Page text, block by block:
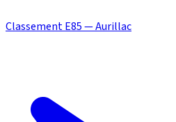
Classement E85 — Aurillac